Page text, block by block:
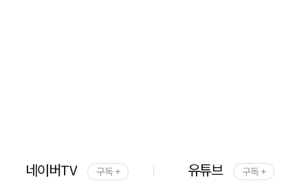
네이버TV 구독 + 유튜브 구독 +